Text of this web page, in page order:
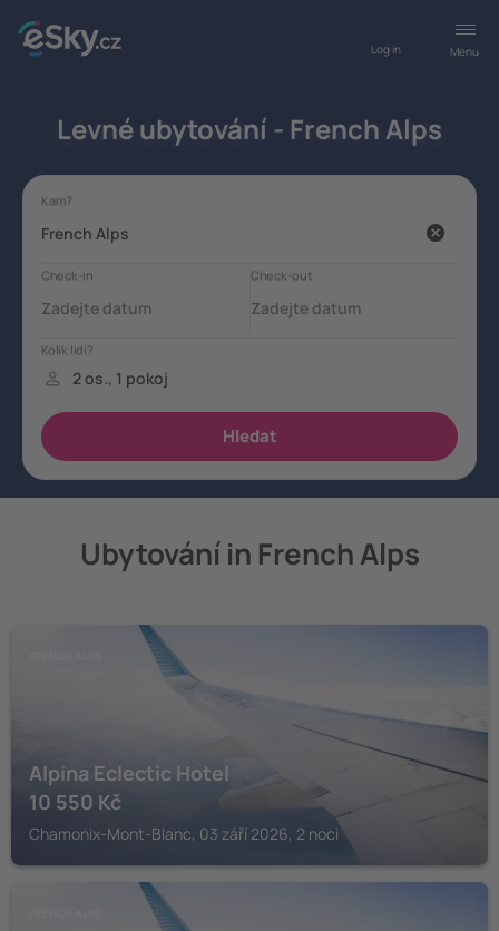
Menu
Log in
Levné ubytování - French Alps
Ubytování in French Alps
Alpina Eclectic Hotel
10 550 Kč
Chamonix-Mont-Blanc, 03 září 2026, 2 noci